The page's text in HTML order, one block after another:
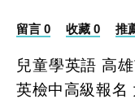
留言 0 收藏 0 推
兒童學英語 高
英檢中高級報名